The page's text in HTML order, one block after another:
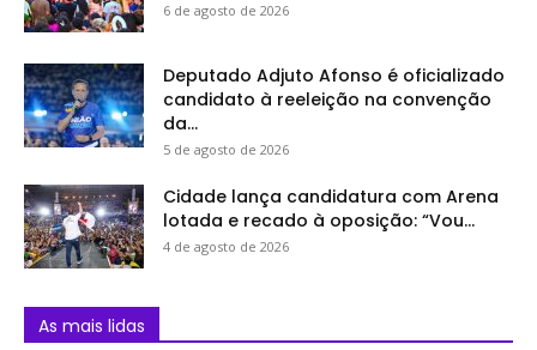
6 de agosto de 2026
Deputado Adjuto Afonso é oficializado
candidato à reeleição na convenção
da...
5 de agosto de 2026
Cidade lança candidatura com Arena
lotada e recado à oposição: “Vou...
4 de agosto de 2026
As mais lidas